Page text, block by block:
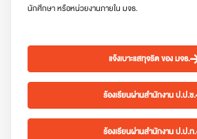
นักศึกษา หรือหน่วยงานภายใน มจธ.
แจ้งเบาะแสทุจริต ของ มจธ.
ร้องเรียนผ่านสำนักงาน ป.ป.ช.
ร้องเรียนผ่านสำนักงาน ป.ป.ท.